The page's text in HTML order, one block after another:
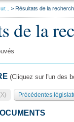
de l'Assemblée
Résultats de la
de la
(Cliquez sur l'un des
Précédentes